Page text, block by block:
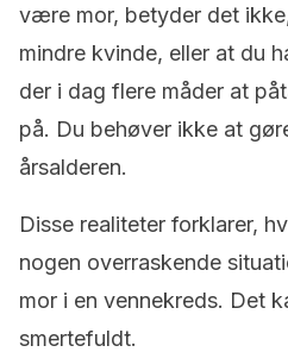
være mor, betyder det
mindre kvinde, eller at du
der i dag flere måder at
på. Du behøver ikke at
årsalderen.
Disse realiteter forklarer,
nogen overraskende
mor i en vennekreds. Det
smertefuldt.